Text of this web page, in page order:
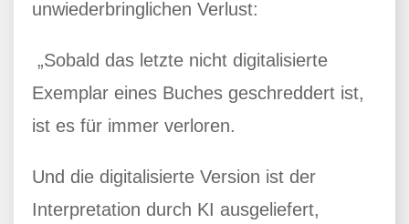
unwiederbringlichen Verlust:
„Sobald das letzte nicht digitalisierte
Exemplar eines Buches geschreddert ist,
ist es für immer verloren.
Und die digitalisierte Version ist der
Interpretation durch KI ausgeliefert,